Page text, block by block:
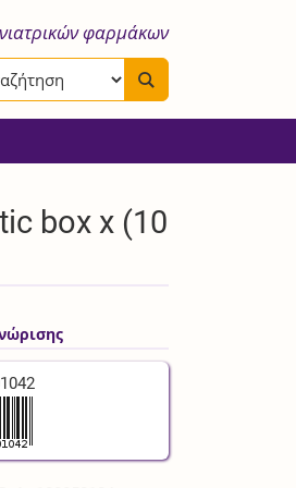
φαρμάκων
box x (10